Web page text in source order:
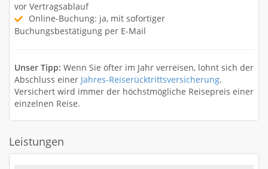
vor Vertragsablauf
Online-Buchung: ja, mit sofortiger
Buchungsbestätigung per E-Mail
Unser Tipp: Wenn Sie öfter im Jahr verreisen, lohnt sich der
Abschluss einer Jahres-Reiserücktrittsversicherung.
Versichert wird immer der höchstmögliche Reisepreis einer
einzelnen Reise.
Leistungen